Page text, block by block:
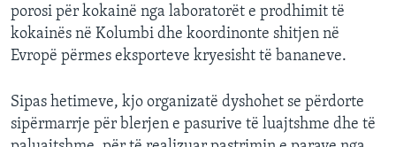
porosi për kokainë nga laboratorët e prodhimit të
kokainës në Kolumbi dhe koordinonte shitjen në
Evropë përmes eksporteve kryesisht të bananeve.
Sipas hetimeve, kjo organizatë dyshohet se përdorte
sipërmarrje për blerjen e pasurive të luajtshme dhe të